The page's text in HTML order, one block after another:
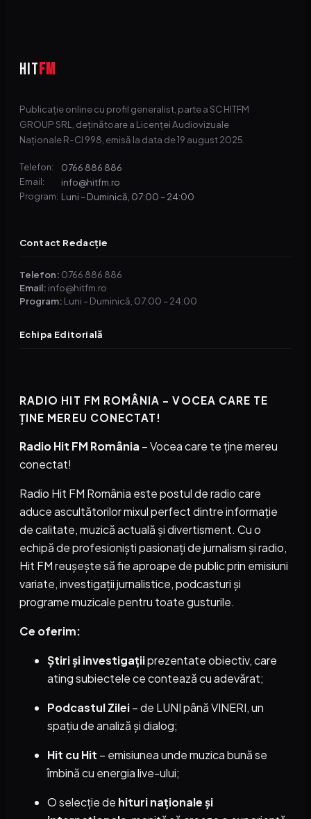
HITFM
Publicație online cu profil generalist, parte a SC HITFM
GROUP SRL, deținătoare a Licenței Audiovizuale
Naționale R-CI 998, emisă la data de 19 august 2025.
Telefon: 0766 886 886
Email: info@hitfm.ro
Program: Luni – Duminică, 07:00 – 24:00
Contact Redacție
Telefon: 0766 886 886
Email: info@hitfm.ro
Program: Luni – Duminică, 07:00 – 24:00
Echipa Editorială
RADIO HIT FM ROMÂNIA – VOCEA CARE TE
ȚINE MEREU CONECTAT!
Radio Hit FM România – Vocea care te ține mereu
conectat!
Radio Hit FM România este postul de radio care
aduce ascultătorilor mixul perfect dintre informație
de calitate, muzică actuală și divertisment. Cu o
echipă de profesioniști pasionați de jurnalism și radio,
Hit FM reușește să fie aproape de public prin emisiuni
variate, investigații jurnalistice, podcasturi și
programe muzicale pentru toate gusturile.
Ce oferim:
Știri și investigațiiprezentate obiectiv, care
ating subiectele ce contează cu adevărat;
Podcastul Zilei– de LUNI până VINERI, un
spațiu de analiză și dialog;
Hit cu Hit – emisiunea unde muzica bună se
îmbină cu energia live-ului;
O selecție de hituri naționale și